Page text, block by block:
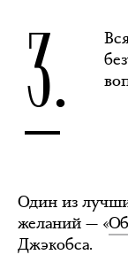
3.
Один из
желаний — «
Джэкобса.